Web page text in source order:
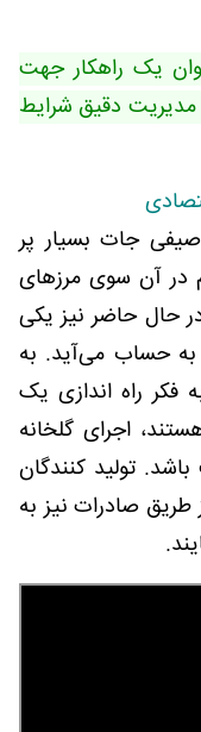
یک راهکار جهت
دقیق شرایط
جات بسیار پر
در آن سوی مرزهای
حال حاضر نیز یکی
به حساب می‌آید. به
فکر راه اندازی یک
اجرای گلخانه
تولید کنندگان
طریق صادرات نیز به